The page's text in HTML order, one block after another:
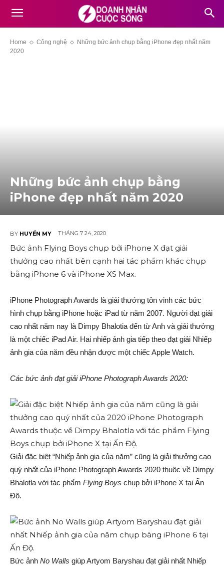
Home Công nghệ
Những bức ảnh chụp bằng iPhone đẹp nhất năm
2020
Những bức ảnh chụp bằng
iPhone đẹp nhất năm 2020
BY HUYỀN MY THÁNG 7 24, 2020
Bức ảnh Flying Boys chụp bởi iPhone X đạt giải
thưởng cao nhất bên cạnh hai tác phẩm khác chụp
bằng iPhone 6 và iPhone XS Max.
iPhone Photograph Awards là giải thưởng tôn vinh các bức
hình chụp bằng iPhone hoặc iPad từ năm 2007. Người đạt giải
cao nhất năm nay là Dimpy Bhalotia đến từ Anh và giải thưởng
là một chiếc iPad Air. Hai nhiếp ảnh gia tiếp theo đạt giải Nhiếp
ảnh gia của năm đều nhận được một chiếc Apple Watch.
Các bức ảnh đạt giải iPhone Photograph Awards 2020:
Giải đặc biệt “Nhiếp ảnh gia của năm” cũng là giải thưởng cao
quý nhất của iPhone Photograph Awards 2020 thuộc về Dimpy
Bhalotla với tác phẩm Flying Boys chụp bởi iPhone X tại Ấn
Độ.
Bức ảnh No Walls giúp Artyom Baryshau đạt giải nhất Nhiếp